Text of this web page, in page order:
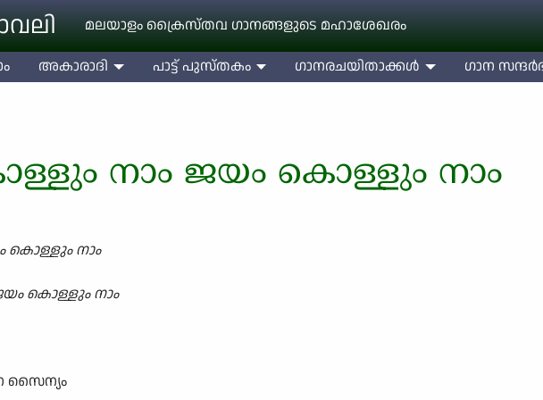
മലയാളം ക്രൈസ്തവ ഗാനങ്ങളുടെ മഹാശേഖരം
അകാരാദി പാട്ട് പുസ്തകം ഗാനരചയിതാക്കള്‍ ഗാന
നാം ജയം കൊള്ളും നാം
കൊള്ളും നാം
കൊള്ളും നാം
സൈന്യം